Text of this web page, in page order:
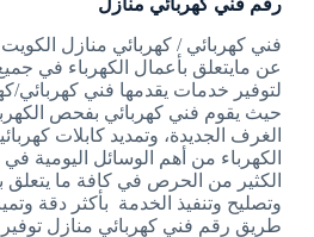
رقم فني كهربائي منازل
فني كهربائي / كهربائي منازل الكويت
عن مايتعلق بأعمال الكهرباء في
لتوفير خدمات يقدمها فني كهربائي/
حيث يقوم فني كهربائي بفحص
الغرف الجديدة، وتمديد كابلات
الكهرباء من أهم الوسائل اليومية في
الكثير من الحرص في كافة ما يتعلق
وتصليح وتنفيذ الخدمة بأكثر دقة
طريق رقم فني كهربائي منازل توفير